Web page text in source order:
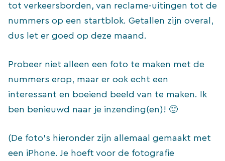
tot verkeersborden, van reclame-uitingen tot de
nummers op een startblok. Getallen zijn overal,
dus let er goed op deze maand.
Probeer niet alleen een foto te maken met de
nummers erop, maar er ook echt een
interessant en boeiend beeld van te maken. Ik
ben benieuwd naar je inzending(en)! 🙂
(De foto’s hieronder zijn allemaal gemaakt met
een iPhone. Je hoeft voor de fotografie